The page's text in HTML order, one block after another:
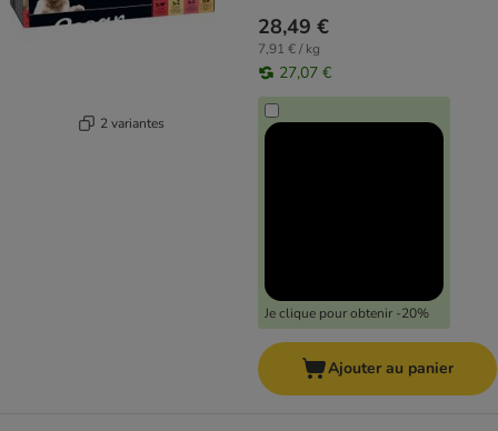
2 variantes
28,49 €
7,91 € / kg
27,07 €
Je clique pour obtenir -20%
Ajouter au panier